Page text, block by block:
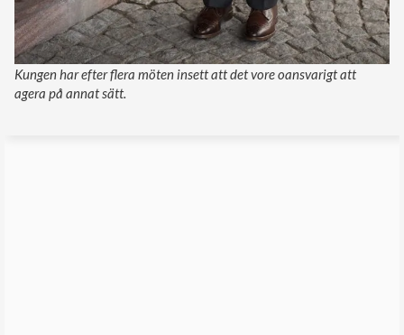
Kungen har efter flera möten insett att det vore oansvarigt att
agera på annat sätt.